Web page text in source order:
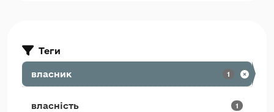
Теги
власник 1
власність 1